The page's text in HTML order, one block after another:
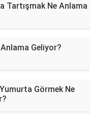
Tartışmak Ne Anlama
Geliyor?
Görmek Ne